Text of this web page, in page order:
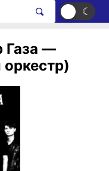
☀ ☾
Газа —